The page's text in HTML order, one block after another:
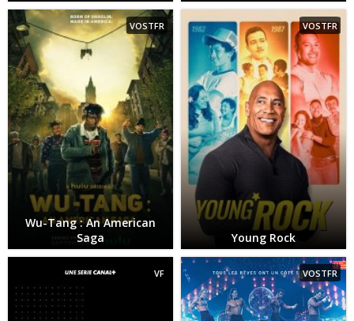
VOSTFR
Wu-Tang : An American
Saga
VOSTFR
Young Rock
VF VOSTFR